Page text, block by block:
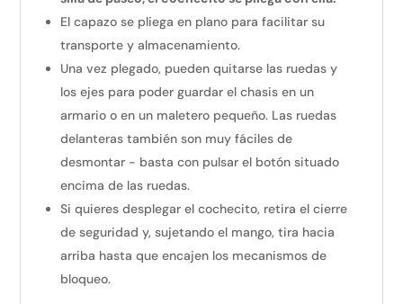
El capazo se pliega en plano para facilitar su
transporte y almacenamiento.
Una vez plegado, pueden quitarse las ruedas y
los ejes para poder guardar el chasis en un
armario o en un maletero pequeño. Las ruedas
delanteras también son muy fáciles de
desmontar - basta con pulsar el botón situado
encima de las ruedas.
Si quieres desplegar el cochecito, retira el cierre
de seguridad y, sujetando el mango, tira hacia
arriba hasta que encajen los mecanismos de
bloqueo.